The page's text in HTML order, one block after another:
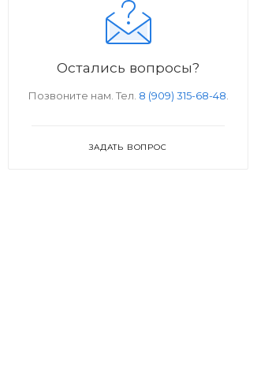
Остались вопросы?
Позвоните нам. Тел. 8 (909) 315-68-48
ЗАДАТЬ ВОПРОС